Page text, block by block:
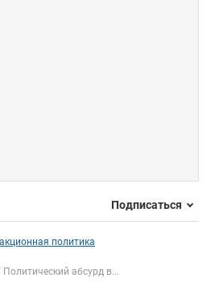
Подписаться
политика
Политический абсурд в...